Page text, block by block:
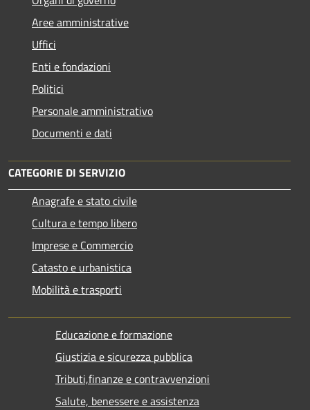
Aree amministrative
Uffici
Enti e fondazioni
Politici
Personale amministrativo
Documenti e dati
CATEGORIE DI SERVIZIO
Anagrafe e stato civile
Cultura e tempo libero
Imprese e Commercio
Catasto e urbanistica
Mobilità e trasporti
Educazione e formazione
Giustizia e sicurezza pubblica
Tributi,finanze e contravvenzioni
Salute, benessere e assistenza